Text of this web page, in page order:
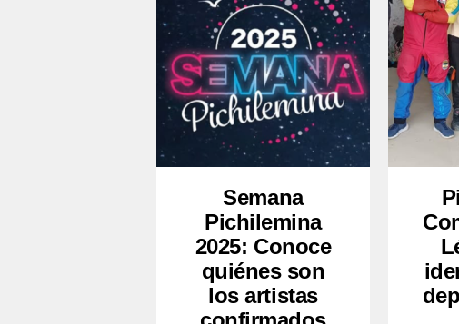
Semana
Pichilemina
2025: Conoce
quiénes son
los artistas